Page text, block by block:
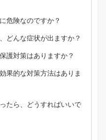
危険なのですか？
どんな症状が出ますか？
護対策はありますか？
果的な対策方法はありま
たら、どうすればいいで